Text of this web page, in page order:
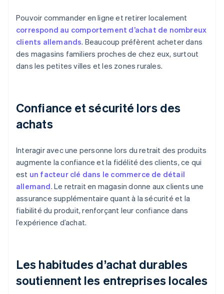
Pouvoir commander en ligne et retirer localement
correspond au comportement d’achat de nombreux
clients allemands. Beaucoup préfèrent acheter dans
des magasins familiers proches de chez eux, surtout
dans les petites villes et les zones rurales.
Confiance et sécurité lors des
achats
Interagir avec une personne lors du retrait des produits
augmente la confiance et la fidélité des clients, ce qui
est un facteur clé dans le commerce de détail
allemand. Le retrait en magasin donne aux clients une
assurance supplémentaire quant à la sécurité et la
fiabilité du produit, renforçant leur confiance dans
l’expérience d’achat.
Les habitudes d’achat durables
soutiennent les entreprises locales